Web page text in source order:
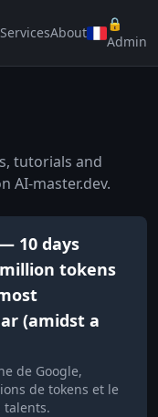
ServicesAbout
🔒
Admin
tutorials and
AI-master.dev.
10 days
tokens
(amidst a
de Google,
de tokens et le
talents.